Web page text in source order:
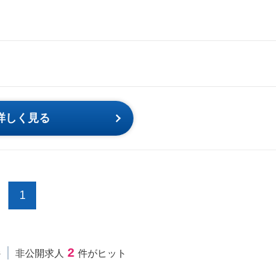
しく見る
1
非公開求人 2 件がヒット